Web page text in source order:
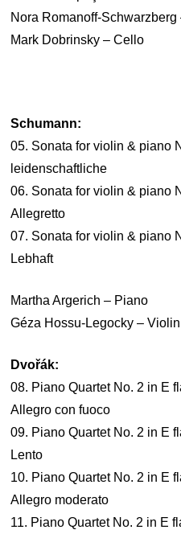
Nora Romanoff-Schwarzberg
Mark Dobrinsky – Cello
Schumann:
05. Sonata for violin & piano
leidenschaftliche
06. Sonata for violin & piano
Allegretto
07. Sonata for violin & piano
Lebhaft
Martha Argerich – Piano
Géza Hossu-Legocky – Violin
Dvořák:
08. Piano Quartet No. 2 in E
Allegro con fuoco
09. Piano Quartet No. 2 in E
Lento
10. Piano Quartet No. 2 in E
Allegro moderato
11. Piano Quartet No. 2 in E